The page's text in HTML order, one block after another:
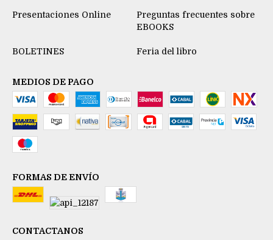
Presentaciones Online
Preguntas frecuentes sobre
EBOOKS
BOLETINES Feria del libro
MEDIOS DE PAGO
FORMAS DE ENVÍO
CONTACTANOS